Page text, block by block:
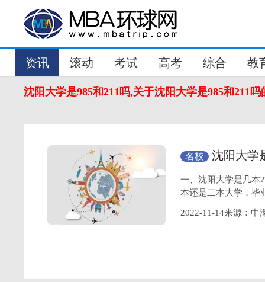
资讯 滚动 考试 高考 综合 教
沈阳大学是985和211吗,关于沈阳大学是985和211
名校 沈阳大学
一、沈阳大学是几本
本还是二本大学，毕
2022-11-14来源：中